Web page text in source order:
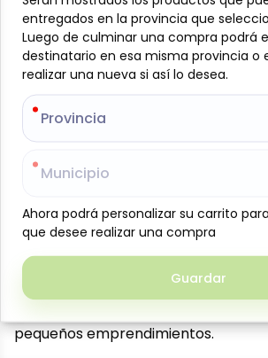
Especificaciones
-
El yogurt en polvo sabor mango
presentación de 215 g es una
deliciosa para preparar bebidas y
Su agradable sabor tropical
del yogurt con el toque refrescante
dulces. Fácil de disolver y de
obtener varias porciones de forma
pequeños emprendimientos.
entregados en la provincia que
Luego de culminar una compra podrá
destinatario en esa misma provincia o
realizar una nueva si así lo desea.
Provincia
Municipio
Ahora podrá personalizar su carrito
que desee realizar una compra
Guardar
entregados en la provincia que
Luego de culminar una compra podrá
destinatario en esa misma provincia o
realizar una nueva si así lo desea.
Provincia
Municipio
Ahora podrá personalizar su carrito
que desee realizar una compra
Guardar